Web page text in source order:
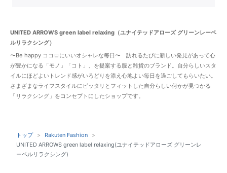
UNITED ARROWS green label relaxing（ユナイテッドアローズ グリーンレーベ
ルリラクシング）
〜Be happy ココロにいいオシャレな毎日〜 訪れるたびに新しい発見があって心
が豊かになる「モノ」「コト」、を提案する服と雑貨のブランド。自分らしいスタ
イルにほどよいトレンド感がいろどりを添え心地よい毎日を過ごしてもらいたい。
さまざまなライフスタイルにピッタリとフィットした自分らしい何かが見つかる
「リラクシング」をコンセプトにしたショップです。
トップ
Rakuten Fashion
UNITED ARROWS green label relaxing(ユナイテッドアローズ グリーンレ
ーベルリラクシング)